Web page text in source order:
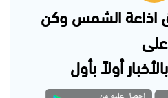
اذاعة الشمس وكن
على
أولاً بأول